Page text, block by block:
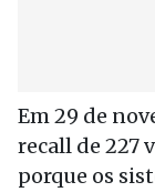
Em 29 de
recall de 227
porque os